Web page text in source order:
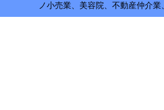
ノ小売業、美容院、不動産仲介